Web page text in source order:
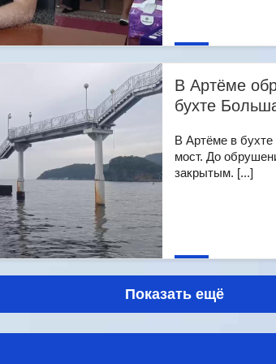
В Артёме
бухте
В Артёме в
мост. До
закрытым. [...]
Показать ещё